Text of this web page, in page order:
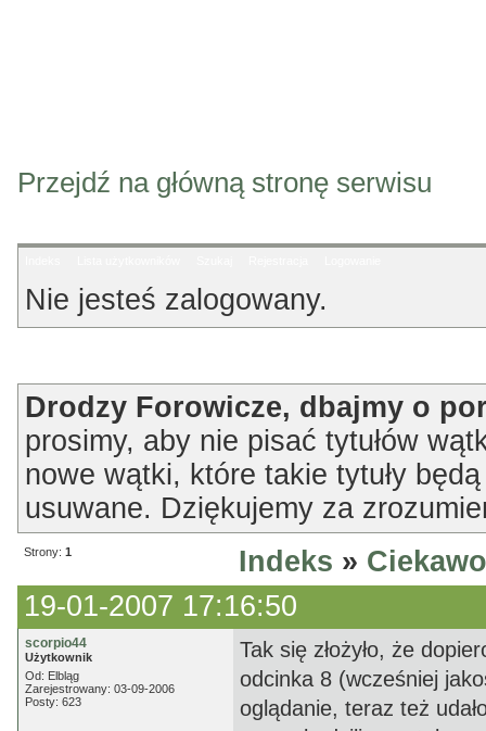
Przejdź na główną stronę serwisu
Nie jesteś zalogowany.
Drodzy Forowicze, dbajmy o
prosimy, aby nie pisać tytułów
nowe wątki, które takie tytuły
usuwane. Dziękujemy za
Strony: 1 Indeks »
19-01-2007 17:16:50
scorpio44
Użytkownik
Od: Elbląg
Zarejestrowany: 03-09-2006
Posty: 623
Tak się złożyło, że
odcinka 8 (wcześniej
oglądanie, teraz też